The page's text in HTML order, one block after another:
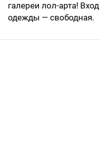
галереи лол-арта!
одежды — свободная.